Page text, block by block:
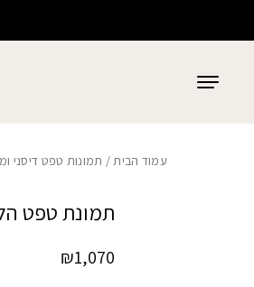
עמוד הבית/ תמונות טפט דיסני
תמונת טפט
₪1,070